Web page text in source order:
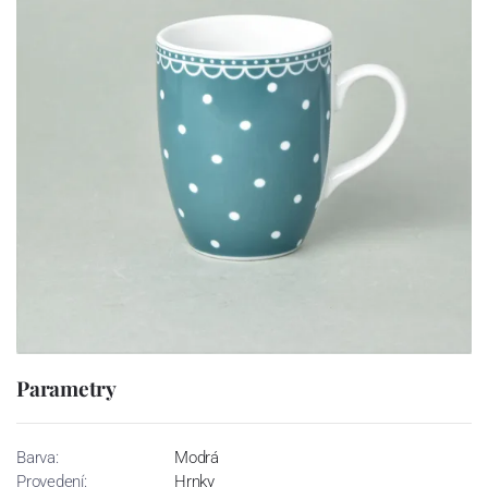
Parametry
Barva:
Modrá
Provedení:
Hrnky